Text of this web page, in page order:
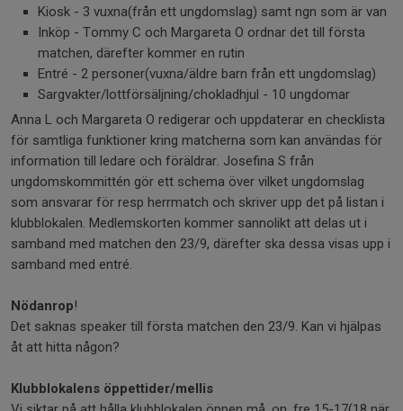
Kiosk - 3 vuxna(från ett ungdomslag) samt ngn som är van
Inköp - Tommy C och Margareta O ordnar det till första
matchen, därefter kommer en rutin
Entré - 2 personer(vuxna/äldre barn från ett ungdomslag)
Sargvakter/lottförsäljning/chokladhjul - 10 ungdomar
Anna L och Margareta O redigerar och uppdaterar en checklista
för samtliga funktioner kring matcherna som kan användas för
information till ledare och föräldrar. Josefina S från
ungdomskommittén gör ett schema över vilket ungdomslag
som ansvarar för resp herrmatch och skriver upp det på listan i
klubblokalen. Medlemskorten kommer sannolikt att delas ut i
samband med matchen den 23/9, därefter ska dessa visas upp i
samband med entré.
Nödanrop!
Det saknas speaker till första matchen den 23/9. Kan vi hjälpas
åt att hitta någon?
Klubblokalens öppettider/mellis